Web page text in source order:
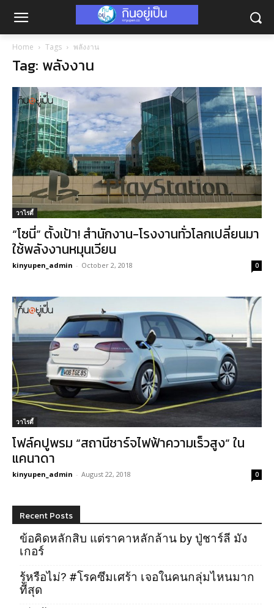
Home Tags พลังงาน
Tag: พลังงาน
วาไรตี้
“โซนี่” ตั้งเป้า! สำนักงาน-โรงงานทั่วโลกเปลี่ยนมา
ใช้พลังงานหมุนเวียน
kinyupen_admin - October 2, 2018 0
วาไรตี้
โฟล์คปูพรม “สถานีชาร์จไฟฟ้าความเร็วสูง” ใน
แคนาดา
kinyupen_admin - August 22, 2018 0
Recent Posts
ข้อคิดหลักสิบ แต่ราคาหลักล้าน by ปู่ชาร์ลี มัง
เกอร์
รู้หรือไม่? #โรคซึมเศร้า เจอในคนกลุ่มไหนมาก
ที่สุด